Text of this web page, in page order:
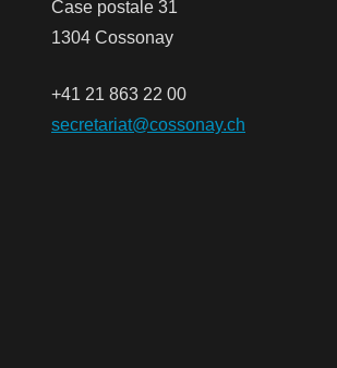
Case postale 31
1304 Cossonay
+41 21 863 22 00
secretariat@cossonay.ch